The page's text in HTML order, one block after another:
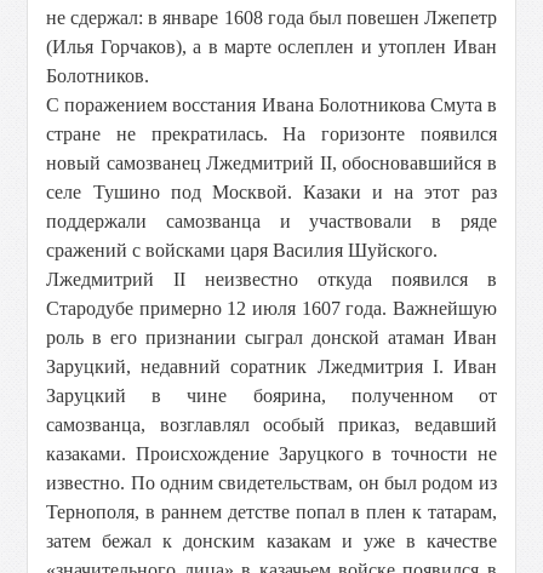
не сдержал: в январе 1608 года был повешен Лжепетр
(Илья Горчаков), а в марте ослеплен и утоплен Иван
Болотников.
С поражением восстания Ивана Болотникова Смута в
стране не прекратилась. На горизонте появился
новый самозванец Лжедмитрий II, обосновавшийся в
селе Тушино под Москвой. Казаки и на этот раз
поддержали самозванца и участвовали в ряде
сражений с войсками царя Василия Шуйского.
Лжедмитрий II неизвестно откуда появился в
Стародубе примерно 12 июля 1607 года. Важнейшую
роль в его признании сыграл донской атаман Иван
Заруцкий, недавний соратник Лжедмитрия I. Иван
Заруцкий в чине боярина, полученном от
самозванца, возглавлял особый приказ, ведавший
казаками. Происхождение Заруцкого в точности не
известно. По одним свидетельствам, он был родом из
Тернополя, в раннем детстве попал в плен к татарам,
затем бежал к донским казакам и уже в качестве